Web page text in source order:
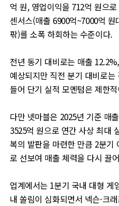
억 원, 영업이익을 712억 원으
센서스(매출 6900억~7000억
팎)를 소폭 하회하는 수준이다.
전년 동기 대비로는 매출
예상되지만 직전 분기 대비로
들어 단기 실적 모멘텀은 제한
다만 넷마블은 2025년 기준 매
3525억 원으로 연간 사상 최대
복의 발판을 마련한 만큼 2분기
로 선보여 매출 체력을 다시 끌
업계에서는 1분기 국내 대형 게
내 쏠림이 심화되면서 넥슨·크